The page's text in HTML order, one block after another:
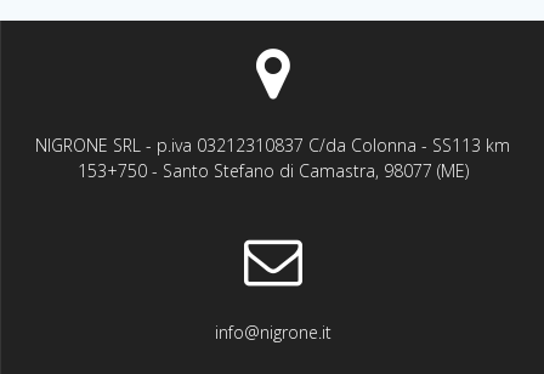
NIGRONE SRL - p.iva 03212310837 C/da Colonna - SS113 km
153+750 - Santo Stefano di Camastra, 98077 (ME)
info@nigrone.it